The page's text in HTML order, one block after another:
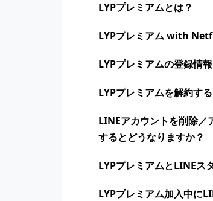
LYPプレミアムとは？
LYPプレミアム with
LYPプレミアムの登録情
LYPプレミアムを解約す
LINEアカウントを削除／
するとどうなりますか？
LYPプレミアムとLINEス
LYPプレミアム加入中に​